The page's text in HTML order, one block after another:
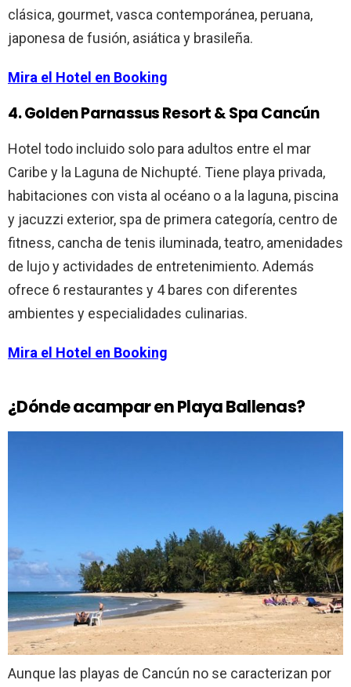
clásica, gourmet, vasca contemporánea, peruana,
japonesa de fusión, asiática y brasileña.
Mira el Hotel en Booking
4. Golden Parnassus Resort & Spa Cancún
Hotel todo incluido solo para adultos entre el mar
Caribe y la Laguna de Nichupté. Tiene playa privada,
habitaciones con vista al océano o a la laguna, piscina
y jacuzzi exterior, spa de primera categoría, centro de
fitness, cancha de tenis iluminada, teatro, amenidades
de lujo y actividades de entretenimiento. Además
ofrece 6 restaurantes y 4 bares con diferentes
ambientes y especialidades culinarias.
Mira el Hotel en Booking
¿Dónde acampar en Playa Ballenas?
Aunque las playas de Cancún no se caracterizan por